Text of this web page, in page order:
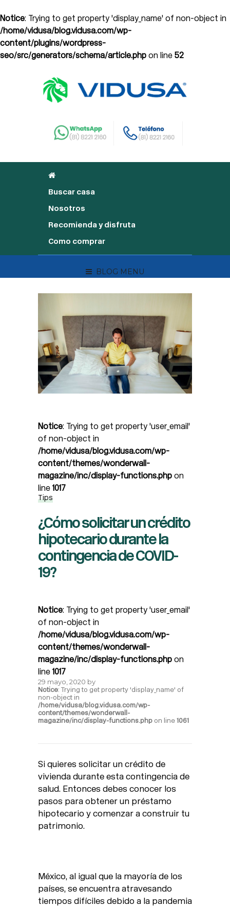
Notice: Trying to get property 'display_name' of non-object in
/home/vidusa/blog.vidusa.com/wp-
content/plugins/wordpress-
seo/src/generators/schema/article.php on line 52
Buscar casa
Nosotros
Recomienda y disfruta
Como comprar
BLOG MENU
Notice: Trying to get property 'user_email'
of non-object in
/home/vidusa/blog.vidusa.com/wp-
content/themes/wonderwall-
magazine/inc/display-functions.php on
line 1017
Tips
¿Cómo solicitar un crédito
hipotecario durante la
contingencia de COVID-
19?
Notice: Trying to get property 'user_email'
of non-object in
/home/vidusa/blog.vidusa.com/wp-
content/themes/wonderwall-
magazine/inc/display-functions.php on
line 1017
29 mayo, 2020 by
Notice: Trying to get property 'display_name' of
non-object in
/home/vidusa/blog.vidusa.com/wp-
content/themes/wonderwall-
magazine/inc/display-functions.php on line 1061
Si quieres solicitar un crédito de
vivienda durante esta contingencia de
salud. Entonces debes conocer los
pasos para obtener un préstamo
hipotecario y comenzar a construir tu
patrimonio.
México, al igual que la mayoría de los
países, se encuentra atravesando
tiempos difíciles debido a la pandemia